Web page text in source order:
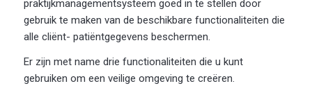
praktijkmanagementsysteem goed in te stellen door
gebruik te maken van de beschikbare functionaliteiten die
alle cliënt- patiëntgegevens beschermen.
Er zijn met name drie functionaliteiten die u kunt
gebruiken om een veilige omgeving te creëren.